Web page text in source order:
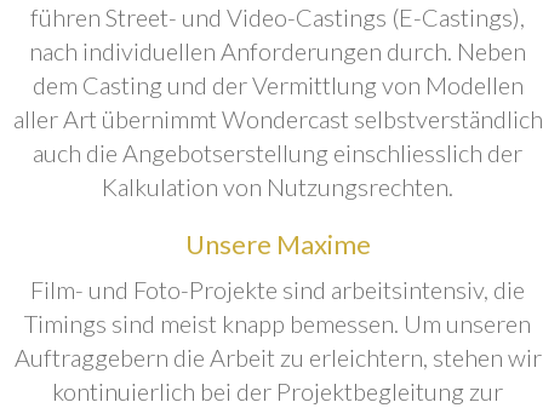
führen Street- und Video-Castings (E-Castings),
nach individuellen Anforderungen durch. Neben
dem Casting und der Vermittlung von Modellen
aller Art übernimmt Wondercast selbstverständlich
auch die Angebotserstellung einschliesslich der
Kalkulation von Nutzungsrechten.
Unsere Maxime
Film- und Foto-Projekte sind arbeitsintensiv, die
Timings sind meist knapp bemessen. Um unseren
Auftraggebern die Arbeit zu erleichtern, stehen wir
kontinuierlich bei der Projektbegleitung zur